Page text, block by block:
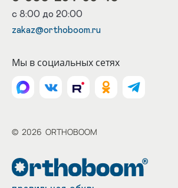
с 8:00 до 20:00
zakaz@orthoboom.ru
Мы в социальных сетях
© 2026 ORTHOBOOM